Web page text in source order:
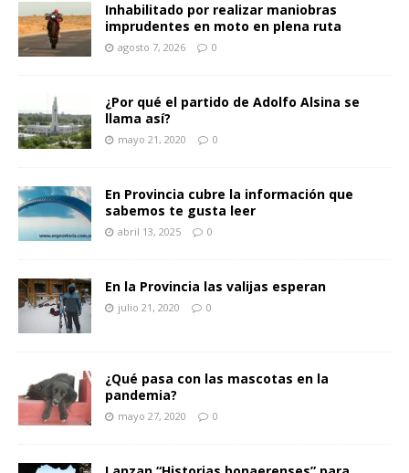
Inhabilitado por realizar maniobras
imprudentes en moto en plena ruta
agosto 7, 2026 0
¿Por qué el partido de Adolfo Alsina se
llama así?
mayo 21, 2020 0
En Provincia cubre la información que
sabemos te gusta leer
abril 13, 2025 0
En la Provincia las valijas esperan
julio 21, 2020 0
¿Qué pasa con las mascotas en la
pandemia?
mayo 27, 2020 0